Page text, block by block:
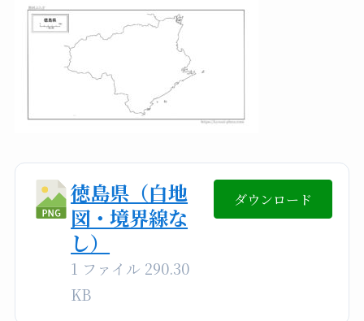
徳島県（白地
図・境界線な
し）
1 ファイル 290.30
KB
ダウンロード